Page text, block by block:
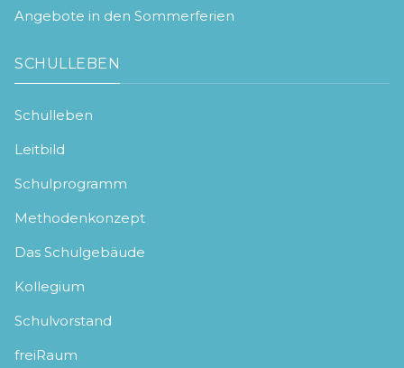
Angebote in den Sommerferien
SCHULLEBEN
Schulleben
Leitbild
Schulprogramm
Methodenkonzept
Das Schulgebäude
Kollegium
Schulvorstand
freiRaum